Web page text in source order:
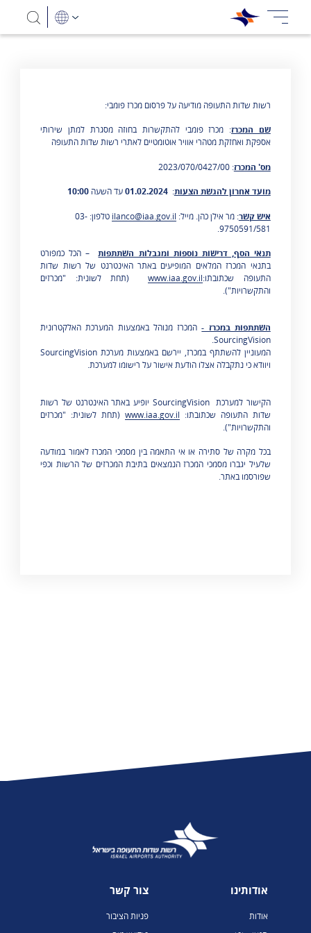
רשות שדות התעופה מודיעה על פרסום מכרז פומבי:
שם המכרז: מכרז פומבי להתקשרות בחוזה מסגרת למתן שירותי
אספקת ואחזקת מטהרי אוויר אוטומטיים לאתרי רשות שדות התעופה
מס' המכרז: 2023/070/0427/00
מועד אחרון להגשת הצעות:
01.02.2024 עד השעה10:00
איש קשר: מר אילן כהן. מייל: ilanco@iaa.gov.il
טלפון: 03-
9750591/581.
תנאי הסף, דרישות נוספות ומגבלות השתתפות– הכל כמפורט
בתנאי המכרז המלאים המופיעים באתר האינטרנט של רשות שדות
התעופה שכתובתו:www.iaa.gov.il
(תחת לשונית: "מכרזים
והתקשרויות").
השתתפות במכרז -המכרז מנוהל באמצעות המערכת האלקטרונית
SourcingVision
.
המעוניין להשתתף במכרז, יירשם באמצעות מערכת SourcingVision
ויוודא כי נתקבלה אצלו הודעת אישור על רישומו למערכת.
הקישור למערכת SourcingVision יופיע באתר האינטרנט של רשות
שדות התעופה שכתובתו: www.iaa.gov.il (תחת לשונית: "מכרזים
והתקשרויות").
בכל מקרה של סתירה או אי התאמה בין מסמכי המכרז לאמור במודעה
שלעיל יגברו מסמכי המכרז הנמצאים בתיבת המכרזים של הרשות וכפי
שפורסמו באתר.
אודותינו
אודות
צור קשר
פניות הציבור